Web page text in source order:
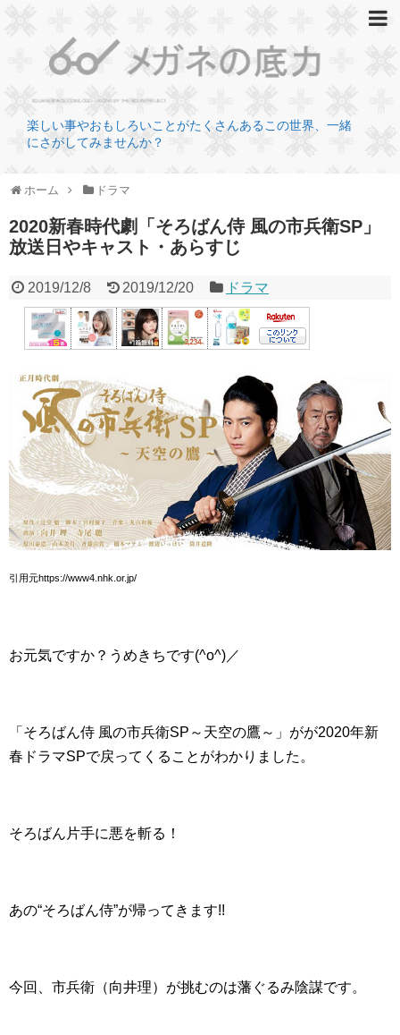
楽しい事やおもしろいことがたくさんあるこの世界、一緒
にさがしてみませんか？
ホーム ドラマ
2020新春時代劇「そろばん侍 風の市兵衛SP」
放送日やキャスト・あらすじ
2019/12/8 2019/12/20 ドラマ
引用元https://www4.nhk.or.jp/
お元気ですか？うめきちです(^o^)／
「そろばん侍 風の市兵衛SP～天空の鷹～」がが2020年新
春ドラマSPで戻ってくることがわかりました。
そろばん片手に悪を斬る！
あの“そろばん侍”が帰ってきます!!
今回、市兵衛（向井理）が挑むのは藩ぐるみ陰謀です。